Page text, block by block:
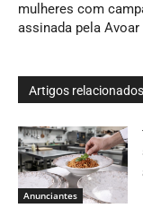
mulheres com
assinada pela Avoar
Artigos relacionados
Anunciantes